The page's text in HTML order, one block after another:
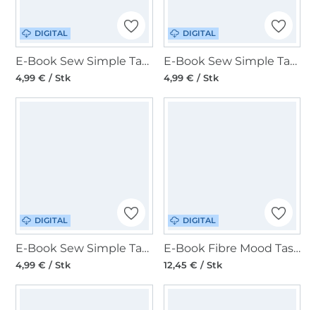
DIGITAL
E-Book Sew Simple Tasche Trude
4,99 € / Stk
DIGITAL
E-Book Sew Simple Tasche Hettie
4,99 € / Stk
DIGITAL
E-Book Sew Simple Tasche Pallas
4,99 € / Stk
DIGITAL
E-Book Fibre Mood Tasche Bowie Fibre Mood x Jessica
12,45 € / Stk